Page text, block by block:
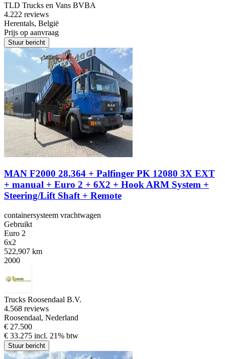
TLD Trucks en Vans BVBA
4.222 reviews
Herentals, België
Prijs op aanvraag
Stuur bericht
MAN F2000 28.364 + Palfinger PK 12080 3X EXT
+ manual + Euro 2 + 6X2 + Hook ARM System +
Steering/Lift Shaft + Remote
containersysteem vrachtwagen
Gebruikt
Euro 2
6x2
522,907 km
2000
Trucks Roosendaal B.V.
4.568 reviews
Roosendaal, Nederland
€ 27.500
€ 33.275 incl. 21% btw
Stuur bericht